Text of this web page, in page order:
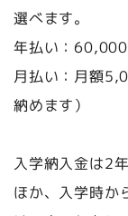
選べます。
年払い：60,000
月払い：月額
納めます）
入学納入金は2
ほか、入学時か